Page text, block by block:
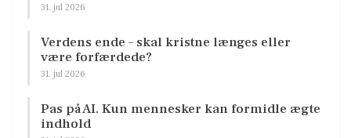
31. jul 2026
Verdens ende – skal kristne længes eller
være forfærdede?
31. jul 2026
Pas på AI. Kun mennesker kan formidle ægte
indhold